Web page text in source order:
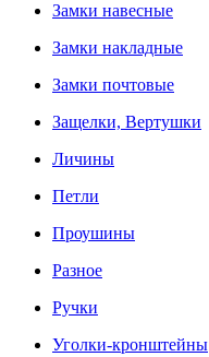
Замки навесные
Замки накладные
Замки почтовые
Защелки, Вертушки
Личины
Петли
Проушины
Разное
Ручки
Уголки-кронштейны